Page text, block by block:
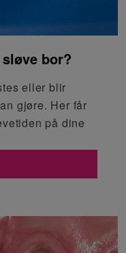
bor?
eller blir
gjøre. Her får
på dine